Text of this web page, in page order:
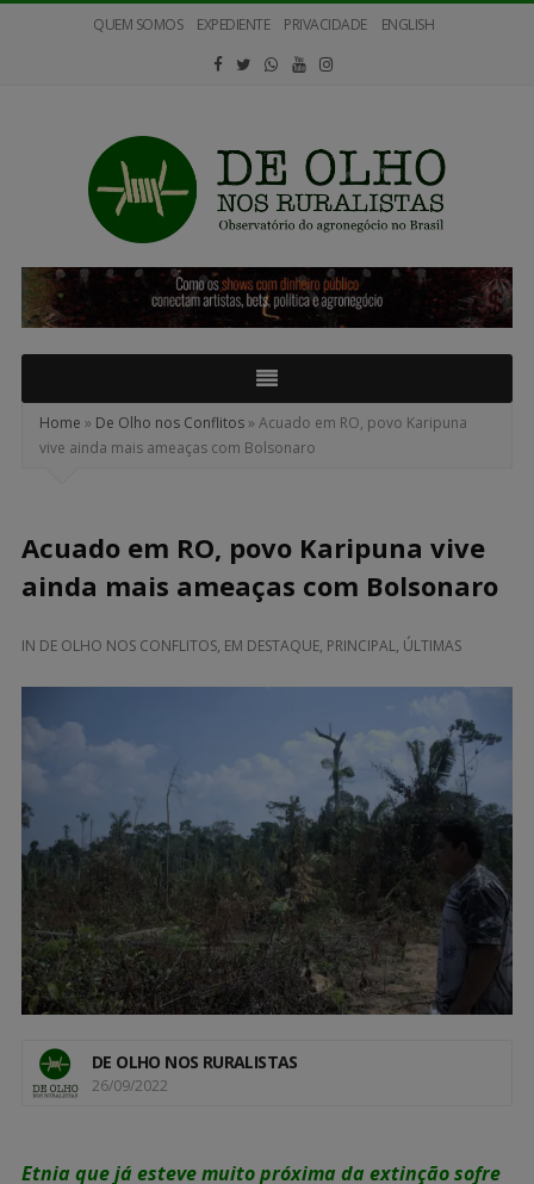
QUEM SOMOS EXPEDIENTE PRIVACIDADE ENGLISH
Olho
nos
Ruralistas
Home » De Olho nos Conflitos» Acuado em RO, povo Karipuna
vive ainda mais ameaças com Bolsonaro
Acuado em RO, povo Karipuna vive
ainda mais ameaças com Bolsonaro
IN DE OLHO NOS CONFLITOS, EM DESTAQUE, PRINCIPAL, ÚLTIMAS
DE OLHO NOS RURALISTAS
26/09/2022
Etnia que já esteve muito próxima da extinção sofre